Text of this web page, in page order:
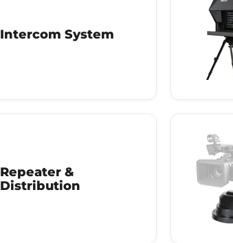
Intercom System
Repeater &
Distribution